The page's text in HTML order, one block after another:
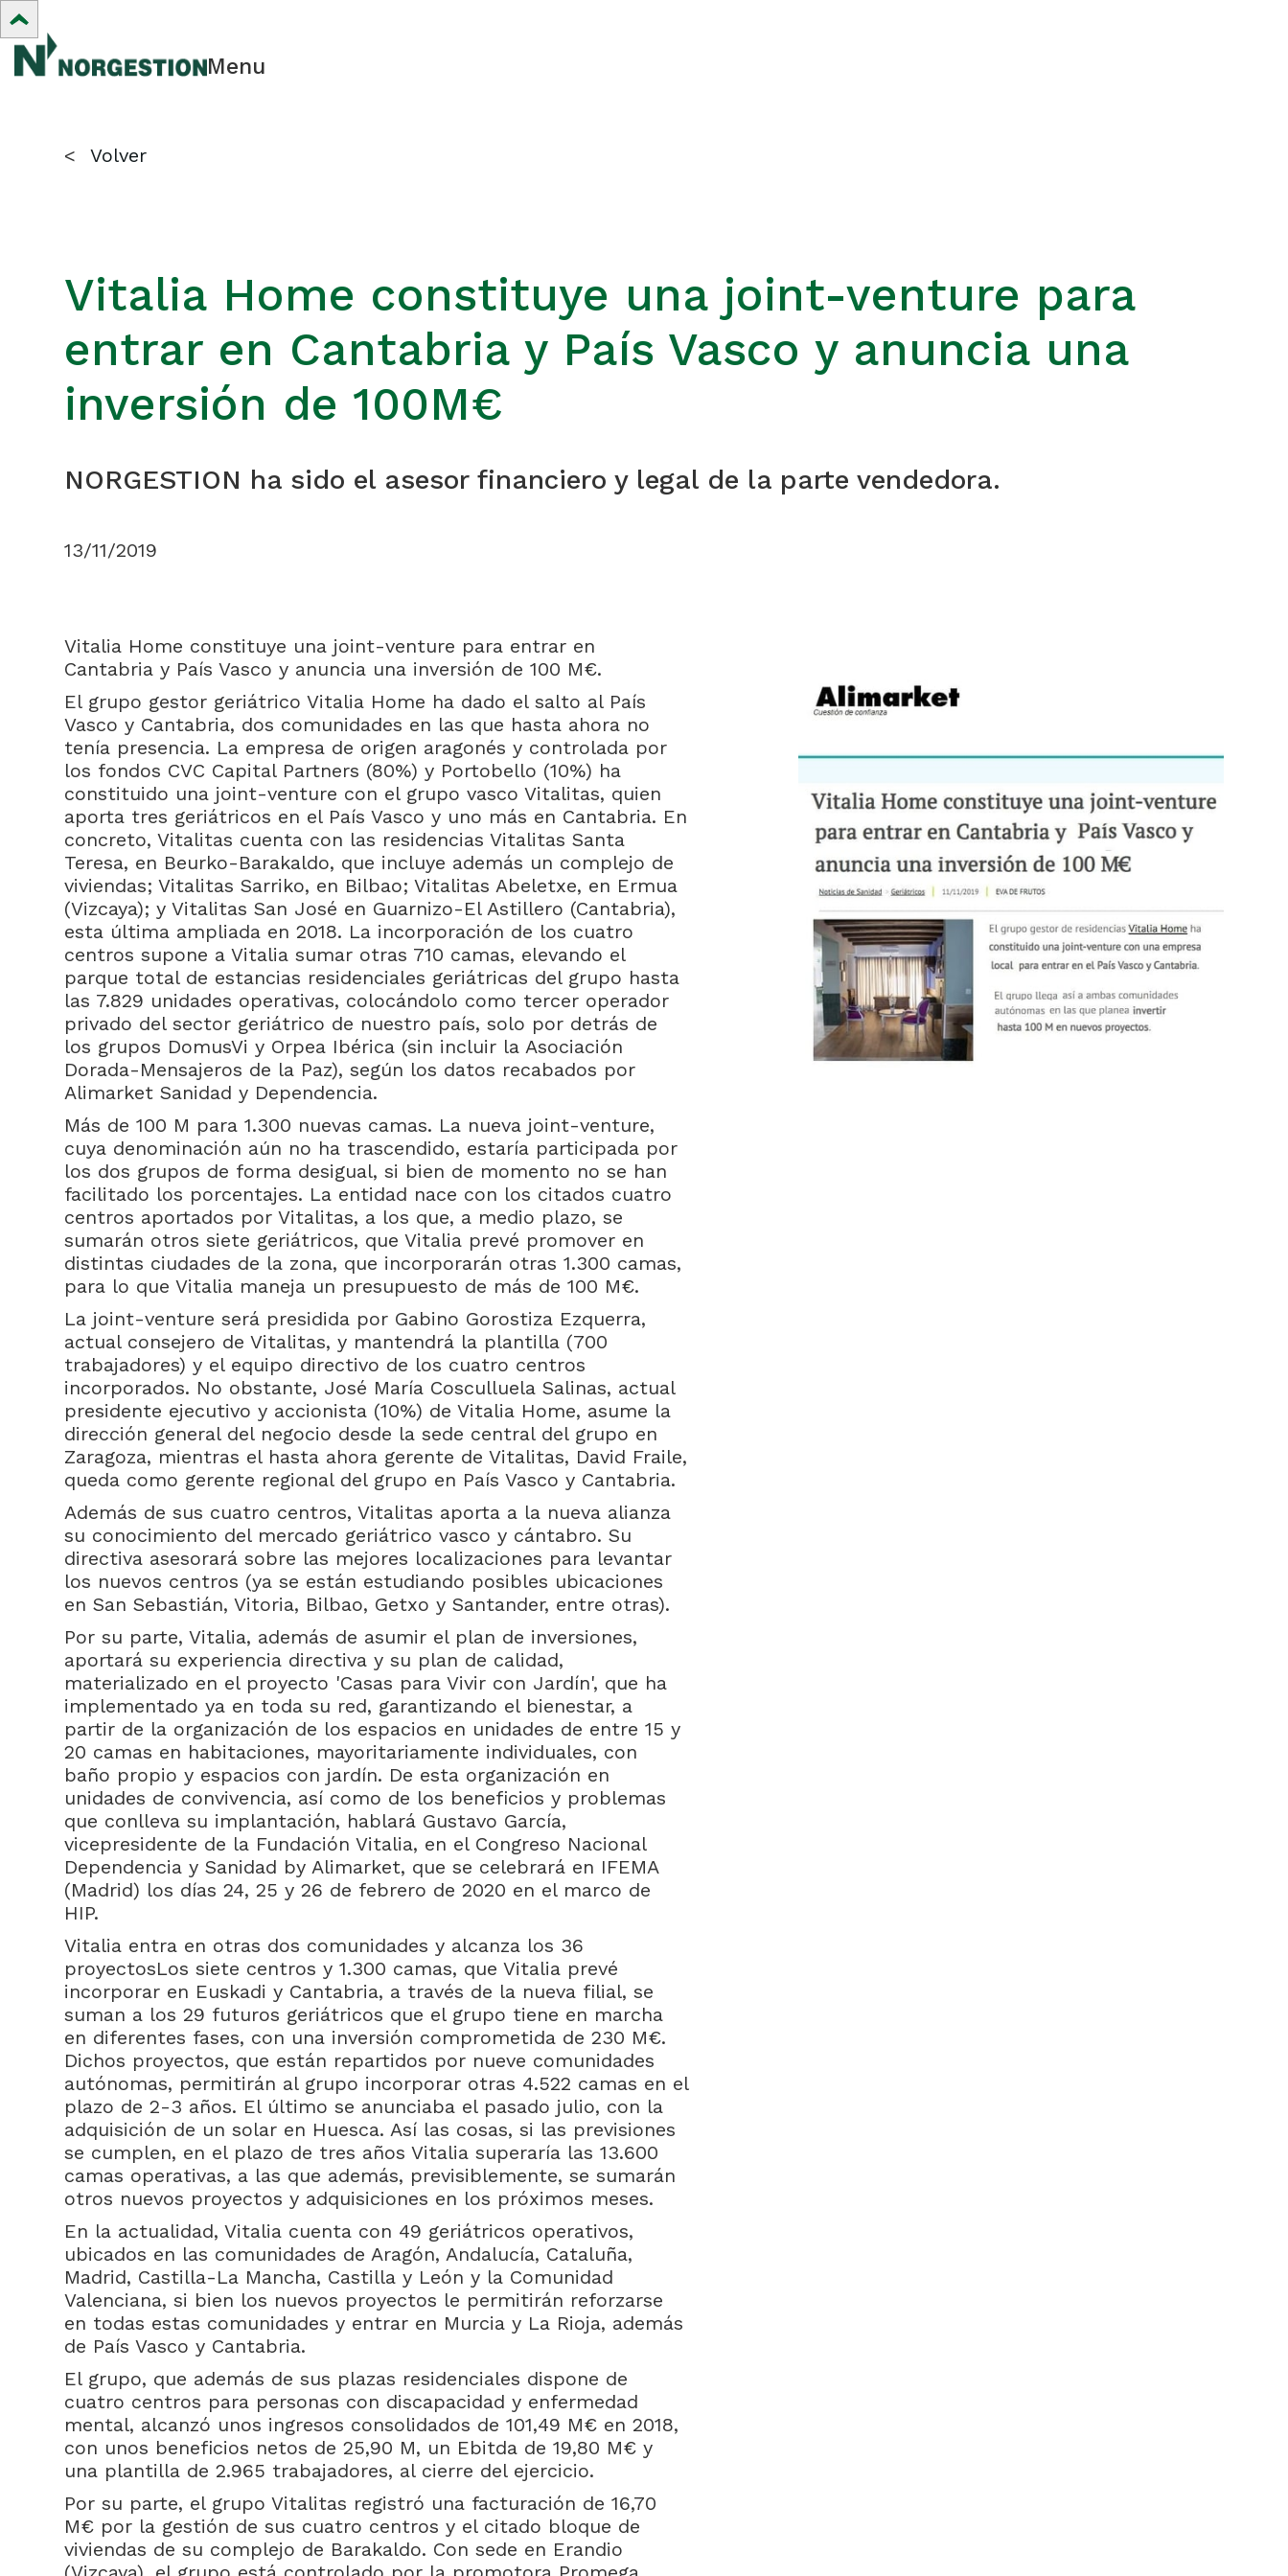
Menu
< Volver
Vitalia Home constituye una joint-venture para
entrar en Cantabria y País Vasco y anuncia una
inversión de 100M€
NORGESTION ha sido el asesor financiero y legal de la parte vendedora.
13/11/2019
Vitalia Home constituye una joint-venture para entrar en
Cantabria y País Vasco y anuncia una inversión de 100 M€.
El grupo gestor geriátrico Vitalia Home ha dado el salto al País
Vasco y Cantabria, dos comunidades en las que hasta ahora no
tenía presencia. La empresa de origen aragonés y controlada por
los fondos CVC Capital Partners (80%) y Portobello (10%) ha
constituido una joint-venture con el grupo vasco Vitalitas, quien
aporta tres geriátricos en el País Vasco y uno más en Cantabria. En
concreto, Vitalitas cuenta con las residencias Vitalitas Santa
Teresa, en Beurko-Barakaldo, que incluye además un complejo de
viviendas; Vitalitas Sarriko, en Bilbao; Vitalitas Abeletxe, en Ermua
(Vizcaya); y Vitalitas San José en Guarnizo-El Astillero (Cantabria),
esta última ampliada en 2018. La incorporación de los cuatro
centros supone a Vitalia sumar otras 710 camas, elevando el
parque total de estancias residenciales geriátricas del grupo hasta
las 7.829 unidades operativas, colocándolo como tercer operador
privado del sector geriátrico de nuestro país, solo por detrás de
los grupos DomusVi y Orpea Ibérica (sin incluir la Asociación
Dorada-Mensajeros de la Paz), según los datos recabados por
Alimarket Sanidad y Dependencia.
Más de 100 M para 1.300 nuevas camas. La nueva joint-venture,
cuya denominación aún no ha trascendido, estaría participada por
los dos grupos de forma desigual, si bien de momento no se han
facilitado los porcentajes. La entidad nace con los citados cuatro
centros aportados por Vitalitas, a los que, a medio plazo, se
sumarán otros siete geriátricos, que Vitalia prevé promover en
distintas ciudades de la zona, que incorporarán otras 1.300 camas,
para lo que Vitalia maneja un presupuesto de más de 100 M€.
La joint-venture será presidida por Gabino Gorostiza Ezquerra,
actual consejero de Vitalitas, y mantendrá la plantilla (700
trabajadores) y el equipo directivo de los cuatro centros
incorporados. No obstante, José María Cosculluela Salinas, actual
presidente ejecutivo y accionista (10%) de Vitalia Home, asume la
dirección general del negocio desde la sede central del grupo en
Zaragoza, mientras el hasta ahora gerente de Vitalitas, David Fraile,
queda como gerente regional del grupo en País Vasco y Cantabria.
Además de sus cuatro centros, Vitalitas aporta a la nueva alianza
su conocimiento del mercado geriátrico vasco y cántabro. Su
directiva asesorará sobre las mejores localizaciones para levantar
los nuevos centros (ya se están estudiando posibles ubicaciones
en San Sebastián, Vitoria, Bilbao, Getxo y Santander, entre otras).
Por su parte, Vitalia, además de asumir el plan de inversiones,
aportará su experiencia directiva y su plan de calidad,
materializado en el proyecto 'Casas para Vivir con Jardín', que ha
implementado ya en toda su red, garantizando el bienestar, a
partir de la organización de los espacios en unidades de entre 15 y
20 camas en habitaciones, mayoritariamente individuales, con
baño propio y espacios con jardín. De esta organización en
unidades de convivencia, así como de los beneficios y problemas
que conlleva su implantación, hablará Gustavo García,
vicepresidente de la Fundación Vitalia, en el Congreso Nacional
Dependencia y Sanidad by Alimarket, que se celebrará en IFEMA
(Madrid) los días 24, 25 y 26 de febrero de 2020 en el marco de
HIP.
Vitalia entra en otras dos comunidades y alcanza los 36
proyectosLos siete centros y 1.300 camas, que Vitalia prevé
incorporar en Euskadi y Cantabria, a través de la nueva filial, se
suman a los 29 futuros geriátricos que el grupo tiene en marcha
en diferentes fases, con una inversión comprometida de 230 M€.
Dichos proyectos, que están repartidos por nueve comunidades
autónomas, permitirán al grupo incorporar otras 4.522 camas en el
plazo de 2-3 años. El último se anunciaba el pasado julio, con la
adquisición de un solar en Huesca. Así las cosas, si las previsiones
se cumplen, en el plazo de tres años Vitalia superaría las 13.600
camas operativas, a las que además, previsiblemente, se sumarán
otros nuevos proyectos y adquisiciones en los próximos meses.
En la actualidad, Vitalia cuenta con 49 geriátricos operativos,
ubicados en las comunidades de Aragón, Andalucía, Cataluña,
Madrid, Castilla-La Mancha, Castilla y León y la Comunidad
Valenciana, si bien los nuevos proyectos le permitirán reforzarse
en todas estas comunidades y entrar en Murcia y La Rioja, además
de País Vasco y Cantabria.
El grupo, que además de sus plazas residenciales dispone de
cuatro centros para personas con discapacidad y enfermedad
mental, alcanzó unos ingresos consolidados de 101,49 M€ en 2018,
con unos beneficios netos de 25,90 M, un Ebitda de 19,80 M€ y
una plantilla de 2.965 trabajadores, al cierre del ejercicio.
Por su parte, el grupo Vitalitas registró una facturación de 16,70
M€ por la gestión de sus cuatro centros y el citado bloque de
viviendas de su complejo de Barakaldo. Con sede en Erandio